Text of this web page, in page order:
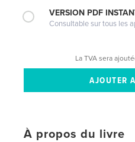
VERSION PDF
Consultable sur tous les
La TVA sera
À propos du livre